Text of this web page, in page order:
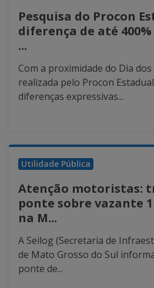
Pesquisa do Procon
diferença de até
...
Com a proximidade do Dia
realizada pelo Procon
diferenças expressivas...
Utilidade Pública
Atenção motoristas:
ponte sobre vazante
na M...
A Seilog (Secretaria de
de Mato Grosso do Sul
ponte de...